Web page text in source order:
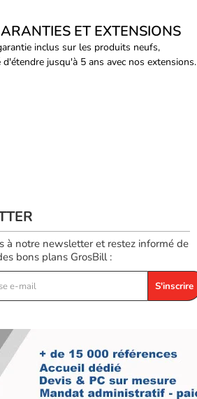
ET EXTENSIONS
inclus sur les produits neufs,
jusqu'à 5 ans avec nos extensions.
à notre newsletter et restez informé de
bons plans GrosBill :
S'inscrire